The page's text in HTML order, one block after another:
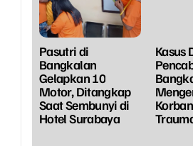
Pasutri di
Bangkalan
Gelapkan 10
Motor, Ditangkap
Saat Sembunyi di
Hotel Surabaya
Kasus